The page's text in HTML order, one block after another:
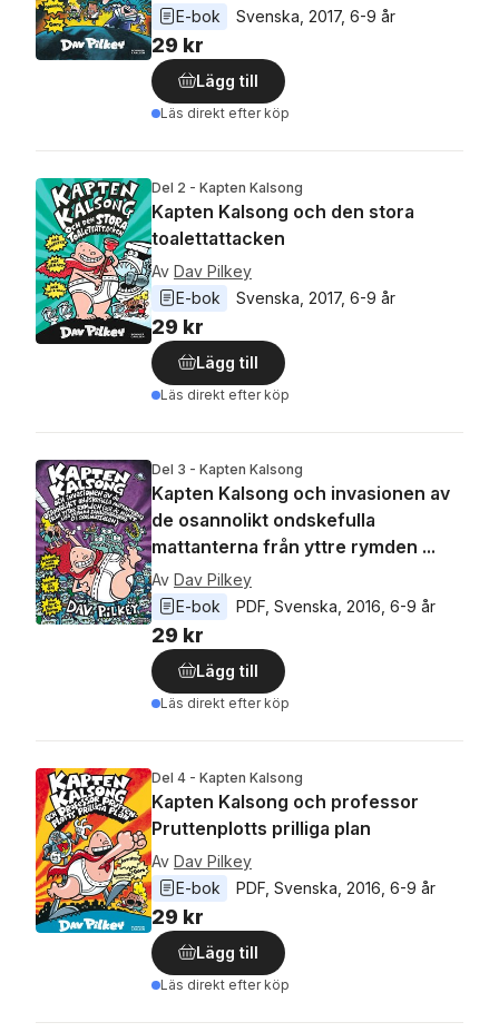
E-bok
Svenska 2017, 6-9 år
29 kr
Lägg till
Läs direkt efter köp
Del 2 - Kapten Kalsong
Kapten Kalsong och den stora
toalettattacken
Av Dav Pilkey
E-bok
Svenska 2017, 6-9 år
29 kr
Lägg till
Läs direkt efter köp
Del 3 - Kapten Kalsong
Kapten Kalsong och invasionen av
de osannolikt ondskefulla
mattanterna från yttre rymden ...
Av Dav Pilkey
E-bok
PDF Svenska 2016 6-9 år
29 kr
Lägg till
Läs direkt efter köp
Del 4 - Kapten Kalsong
Kapten Kalsong och professor
Pruttenplotts prilliga plan
Av Dav Pilkey
E-bok
PDF Svenska 2016 6-9 år
29 kr
Lägg till
Läs direkt efter köp